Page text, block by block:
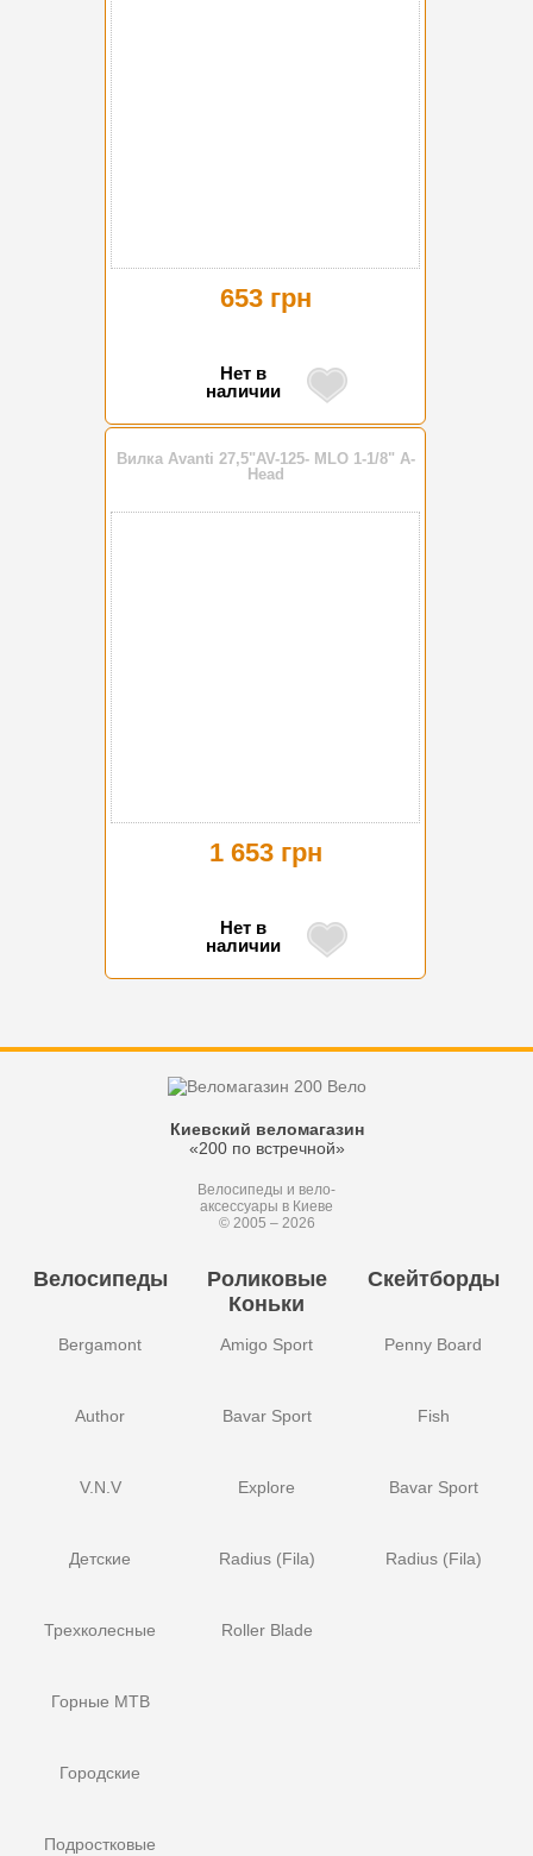
653 грн
Нет в
наличии
Вилка Avanti 27,5"AV-125- MLO 1-1/8" A-
Head
1 653 грн
Нет в
наличии
Киевский веломагазин
«200 по встречной»
Велосипеды и вело-
аксессуары в Киеве
© 2005 – 2026
Велосипеды
Bergamont
Author
V.N.V
Детские
Трехколесные
Горные MTB
Городские
Подростковые
Роликовые
Коньки
Amigo Sport
Bavar Sport
Explore
Radius (Fila)
Roller Blade
Скейтборды
Penny Board
Fish
Bavar Sport
Radius (Fila)